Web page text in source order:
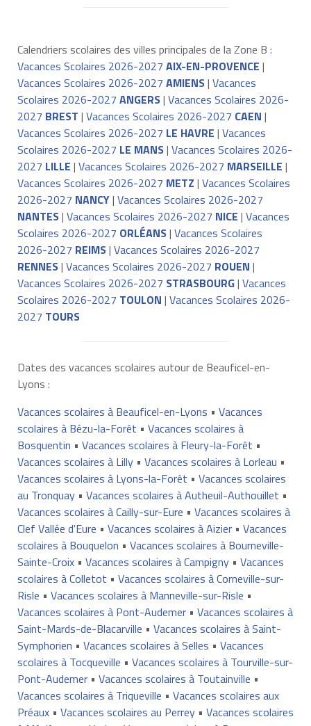
Calendriers scolaires des villes principales de la Zone B :
Vacances Scolaires 2026-2027 AIX-EN-PROVENCE |
Vacances Scolaires 2026-2027 AMIENS| Vacances
Scolaires 2026-2027 ANGERS| Vacances Scolaires 2026-
2027 BREST | Vacances Scolaires 2026-2027 CAEN |
Vacances Scolaires 2026-2027 LE HAVRE | Vacances
Scolaires 2026-2027 LE MANS| Vacances Scolaires 2026-
2027 LILLE | Vacances Scolaires 2026-2027 MARSEILLE |
Vacances Scolaires 2026-2027 METZ | Vacances Scolaires
2026-2027 NANCY| Vacances Scolaires 2026-2027
NANTES| Vacances Scolaires 2026-2027 NICE | Vacances
Scolaires 2026-2027 ORLÉANS| Vacances Scolaires
2026-2027 REIMS| Vacances Scolaires 2026-2027
RENNES| Vacances Scolaires 2026-2027 ROUEN |
Vacances Scolaires 2026-2027 STRASBOURG| Vacances
Scolaires 2026-2027 TOULON | Vacances Scolaires 2026-
2027 TOURS
Dates des vacances scolaires autour de Beauficel-en-
Lyons :
Vacances scolaires à Beauficel-en-Lyons • Vacances
scolaires à Bézu-la-Forêt • Vacances scolaires à
Bosquentin • Vacances scolaires à Fleury-la-Forêt •
Vacances scolaires à Lilly• Vacances scolaires à Lorleau •
Vacances scolaires à Lyons-la-Forêt • Vacances scolaires
au Tronquay• Vacances scolaires à Autheuil-Authouillet •
Vacances scolaires à Cailly-sur-Eure • Vacances scolaires à
Clef Vallée d'Eure • Vacances scolaires à Aizier• Vacances
scolaires à Bouquelon • Vacances scolaires à Bourneville-
Sainte-Croix• Vacances scolaires à Campigny• Vacances
scolaires à Colletot • Vacances scolaires à Corneville-sur-
Risle • Vacances scolaires à Manneville-sur-Risle •
Vacances scolaires à Pont-Audemer• Vacances scolaires à
Saint-Mards-de-Blacarville • Vacances scolaires à Saint-
Symphorien • Vacances scolaires à Selles • Vacances
scolaires à Tocqueville • Vacances scolaires à Tourville-sur-
Pont-Audemer• Vacances scolaires à Toutainville •
Vacances scolaires à Triqueville • Vacances scolaires aux
Préaux• Vacances scolaires au Perrey• Vacances scolaires